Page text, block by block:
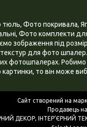
Фото покривала,
Фото комплекти
зображення під
текстур для фото
фотошпалерах.
то він може
Сайт створений на
Продавець